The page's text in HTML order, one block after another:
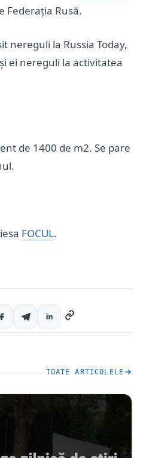
Federația Rusă.
nereguli la Russia Today,
ei nereguli la activitatea
de 1400 de m2. Se pare
FOCUL.
TOATE ARTICOLELE